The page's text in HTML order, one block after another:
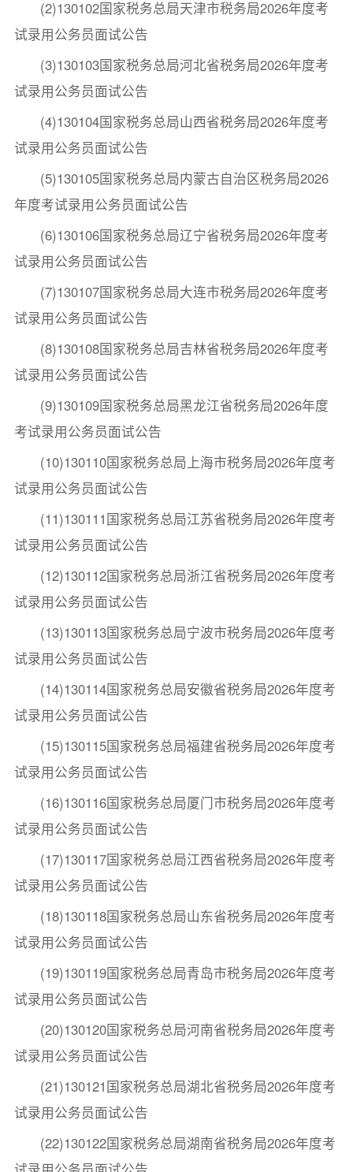
(2)130102国家税务总局天津市税务局2026年度考
试录用公务员面试公告
(3)130103国家税务总局河北省税务局2026年度考
试录用公务员面试公告
(4)130104国家税务总局山西省税务局2026年度考
试录用公务员面试公告
(5)130105国家税务总局内蒙古自治区税务局2026
年度考试录用公务员面试公告
(6)130106国家税务总局辽宁省税务局2026年度考
试录用公务员面试公告
(7)130107国家税务总局大连市税务局2026年度考
试录用公务员面试公告
(8)130108国家税务总局吉林省税务局2026年度考
试录用公务员面试公告
(9)130109国家税务总局黑龙江省税务局2026年度
考试录用公务员面试公告
(10)130110国家税务总局上海市税务局2026年度考
试录用公务员面试公告
(11)130111国家税务总局江苏省税务局2026年度考
试录用公务员面试公告
(12)130112国家税务总局浙江省税务局2026年度考
试录用公务员面试公告
(13)130113国家税务总局宁波市税务局2026年度考
试录用公务员面试公告
(14)130114国家税务总局安徽省税务局2026年度考
试录用公务员面试公告
(15)130115国家税务总局福建省税务局2026年度考
试录用公务员面试公告
(16)130116国家税务总局厦门市税务局2026年度考
试录用公务员面试公告
(17)130117国家税务总局江西省税务局2026年度考
试录用公务员面试公告
(18)130118国家税务总局山东省税务局2026年度考
试录用公务员面试公告
(19)130119国家税务总局青岛市税务局2026年度考
试录用公务员面试公告
(20)130120国家税务总局河南省税务局2026年度考
试录用公务员面试公告
(21)130121国家税务总局湖北省税务局2026年度考
试录用公务员面试公告
(22)130122国家税务总局湖南省税务局2026年度考